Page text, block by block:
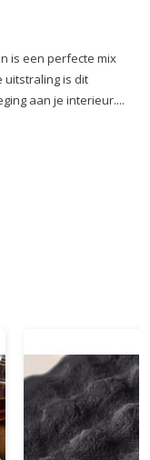
is een perfecte mix
uitstraling is dit
aan je interieur....